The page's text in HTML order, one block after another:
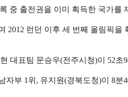
중 출전권을 이미 획득한 국가를
2012 런던 이후 세 번째 올림픽을
대표팀 문승우(전주시청)이 52초
자부 1 위 , 유지원(경북도청)이 8분